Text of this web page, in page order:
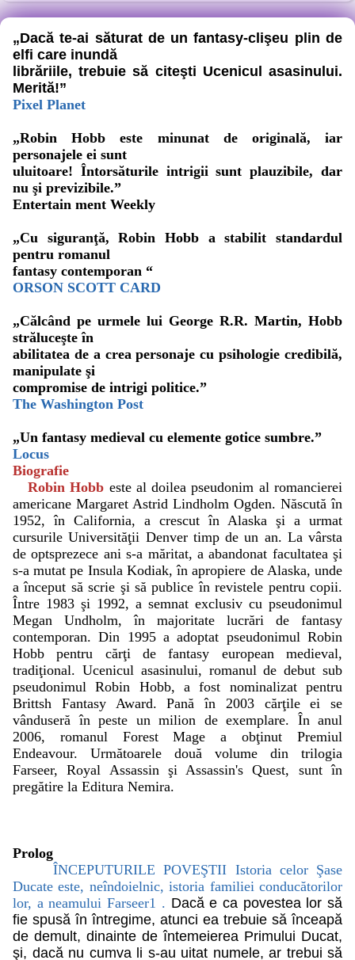
„Dacă te-ai săturat de un fantasy-clişeu plin de
elfi care inundă
librăriile, trebuie să citeşti Ucenicul asasinului.
Merită!”
Pixel Planet
„Robin Hobb este minunat de originală, iar
personajele ei sunt
uluitoare! Întorsăturile intrigii sunt plauzibile, dar
nu şi previzibile.”
Entertain ment Weekly
„Cu siguranţă, Robin Hobb a stabilit standardul
pentru romanul
fantasy contemporan “
ORSON SCOTT CARD
„Călcând pe urmele lui George R.R. Martin, Hobb
străluceşte în
abilitatea de a crea personaje cu psihologie credibilă,
manipulate şi
compromise de intrigi politice.”
The Washington Post
„Un fantasy medieval cu elemente gotice sumbre.”
Locus
Biografie
Robin Hobb este al doilea pseudonim al romancierei
americane Margaret Astrid Lindholm Ogden. Născută în
1952, în California, a crescut în Alaska şi a urmat
cursurile Universităţii Denver timp de un an. La vârsta
de optsprezece ani s-a măritat, a abandonat facultatea şi
s-a mutat pe Insula Kodiak, în apropiere de Alaska, unde
a început să scrie şi să publice în revistele pentru copii.
Între 1983 şi 1992, a semnat exclusiv cu pseudonimul
Megan Undholm, în majoritate lucrări de fantasy
contemporan. Din 1995 a adoptat pseudonimul Robin
Hobb pentru cărţi de fantasy european medieval,
tradiţional. Ucenicul asasinului, romanul de debut sub
pseudonimul Robin Hobb, a fost nominalizat pentru
Brittsh Fantasy Award. Pană în 2003 cărţile ei se
vânduseră în peste un milion de exemplare. În anul
2006, romanul Forest Mage a obţinut Premiul
Endeavour. Următoarele două volume din trilogia
Farseer, Royal Assassin şi Assassin's Quest, sunt în
pregătire la Editura Nemira.
Prolog
ÎNCEPUTURILE POVEŞTII Istoria celor Şase
Ducate este, neîndoielnic, istoria familiei conducătorilor
lor, a neamului Farseer1 . Dacă e ca povestea lor să
fie spusă în întregime, atunci ea trebuie să înceapă
de demult, dinainte de întemeierea Primului Ducat,
şi, dacă nu cumva li s-au uitat numele, ar trebui să